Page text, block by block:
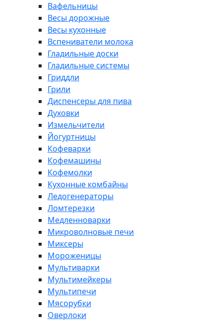
Вафельницы
Весы дорожные
Весы кухонные
Вспениватели молока
Гладильные доски
Гладильные системы
Гриддли
Грили
Диспенсеры для пива
Духовки
Измельчители
Йогуртницы
Кофеварки
Кофемашины
Кофемолки
Кухонные комбайны
Ледогенераторы
Ломтерезки
Медленноварки
Микроволновые печи
Миксеры
Мороженицы
Мультиварки
Мультимейкеры
Мультипечи
Мясорубки
Оверлоки